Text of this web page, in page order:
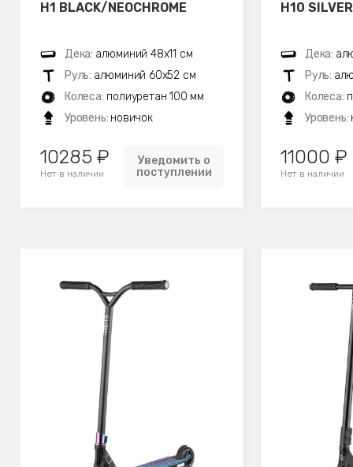
H1 BLACK/NEOCHROME
Дека: алюминий 48х11 см
Руль: алюминий 60х52 см
Колеса: полиуретан 100 мм
Уровень: новичок
10285 ₽
Нет в наличии
Уведомить о
поступлении
H10
Дека:
Руль:
Колеса:
Уровень:
11000 ₽
Нет в наличии